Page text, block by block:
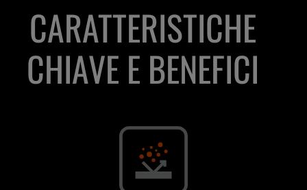
CARATTERISTICHE
CHIAVE E BENEFICI